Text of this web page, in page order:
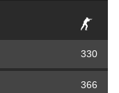
330
366